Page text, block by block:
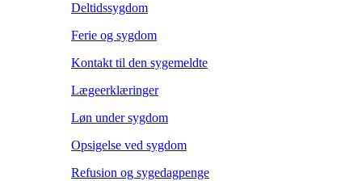
Deltidssygdom
Ferie og sygdom
Kontakt til den sygemeldte
Lægeerklæringer
Løn under sygdom
Opsigelse ved sygdom
Refusion og sygedagpenge